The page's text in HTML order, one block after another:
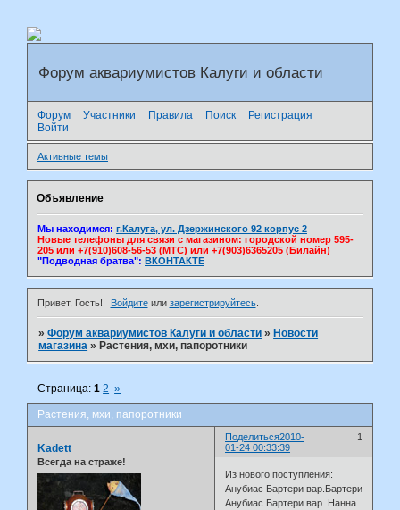
Форум аквариумистов Калуги и области
Форум Участники Правила Поиск
Регистрация
Войти
Активные темы
Объявление
Мы находимся: г.Калуга, ул. Дзержинского 92 корпус 2
Новые телефоны для связи с магазином: городской номер 595-
205 или +7(910)608-56-53 (МТС) или +7(903)6365205 (Билайн)
"Подводная братва": ВКОНТАКТЕ
Привет, Гость! Войдитеили зарегистрируйтесь.
»Форум аквариумистов Калуги и области » Новости
магазина » Растения, мхи, папоротники
Растения, мхи, папоротники
Страница:1 2 »
Поделиться 1
2010-
01-24 00:33:39
Kadett
Всегда на страже!
Из нового поступления:
Анубиас Бартери вар.Бартери
Анубиас Бартери вар. Нанна